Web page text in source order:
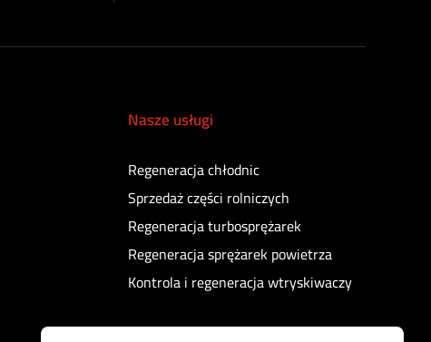
Nasze usługi
Regeneracja chłodnic
Sprzedaż części rolniczych
Regeneracja turbosprężarek
Regeneracja sprężarek powietrza
Kontrola i regeneracja wtryskiwaczy